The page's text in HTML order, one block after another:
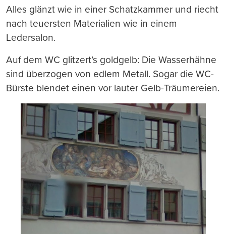
Alles glänzt wie in einer Schatzkammer und riecht
nach teuersten Materialien wie in einem
Ledersalon.
Auf dem WC glitzert’s goldgelb: Die Wasserhähne
sind überzogen von edlem Metall. Sogar die WC-
Bürste blendet einen vor lauter Gelb-Träumereien.